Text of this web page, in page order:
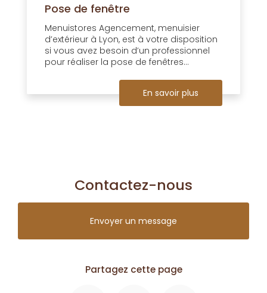
Pose de fenêtre
Menuistores Agencement, menuisier
d’extérieur à Lyon, est à votre disposition
si vous avez besoin d’un professionnel
pour réaliser la pose de fenêtres...
En savoir plus
Contactez-nous
Envoyer un message
Partagez cette page